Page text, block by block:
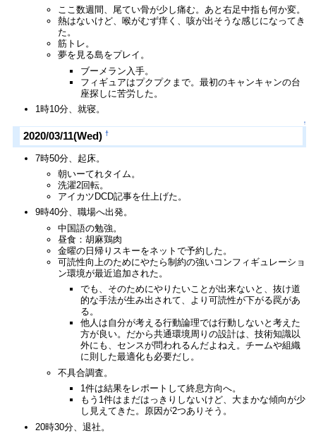
ここ数週間、尾てい骨が少し痛む。あと右足中指も何か変。
熱はないけど、喉がむず痒く、咳が出そうな感じになってき
た。
筋トレ。
夢を見る島をプレイ。
ブーメラン入手。
フィギュアはプクプクまで。最初のキャンキャンの台
座探しに苦労した。
1時10分、就寝。
↑
2020/03/11(Wed) †
7時50分、起床。
朝いーてれタイム。
洗濯2回転。
アイカツDCD記事を仕上げた。
9時40分、職場へ出発。
中国語の勉強。
昼食：胡麻鶏肉
金曜の日帰りスキーをネットで予約した。
可読性向上のためにやたら制約の強いコンフィギュレーショ
ン環境が最近追加された。
でも、そのためにやりたいことが出来ないと、抜け道
的な手法が生み出されて、より可読性が下がる罠があ
る。
他人は自分が考える行動論理では行動しないと考えた
方が良い。だから共通環境周りの設計は、技術知識以
外にも、センスが問われるんだよねえ。チームや組織
に則した最適化も必要だし。
不具合調査。
1件は結果をレポートして終息方向へ。
もう1件はまだはっきりしないけど、大まかな傾向が少
し見えてきた。原因が2つありそう。
20時30分、退社。